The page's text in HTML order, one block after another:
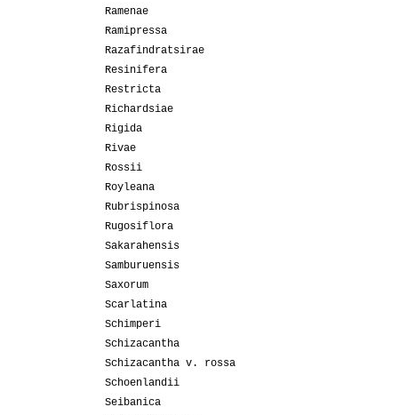
Ramenae
Ramipressa
Razafindratsirae
Resinifera
Restricta
Richardsiae
Rigida
Rivae
Rossii
Royleana
Rubrispinosa
Rugosiflora
Sakarahensis
Samburuensis
Saxorum
Scarlatina
Schimperi
Schizacantha
Schizacantha v. rossa
Schoenlandii
Seibanica